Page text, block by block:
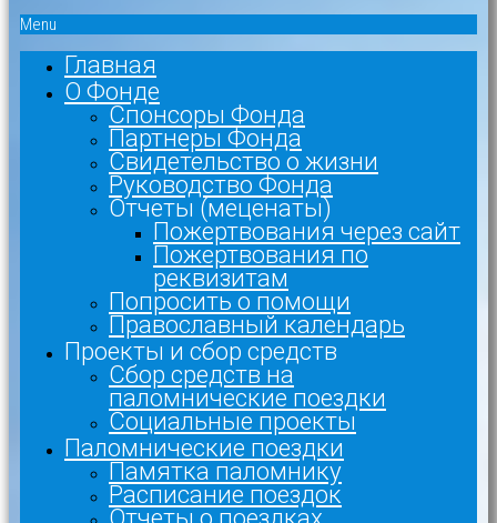
Menu
Главная
О Фонде
Спонсоры Фонда
Партнеры Фонда
Свидетельство о жизни
Руководство Фонда
Отчеты (меценаты)
Пожертвования через сайт
Пожертвования по
реквизитам
Попросить о помощи
Православный календарь
Проекты и сбор средств
Сбор средств на
паломнические поездки
Социальные проекты
Паломнические поездки
Памятка паломнику
Расписание поездок